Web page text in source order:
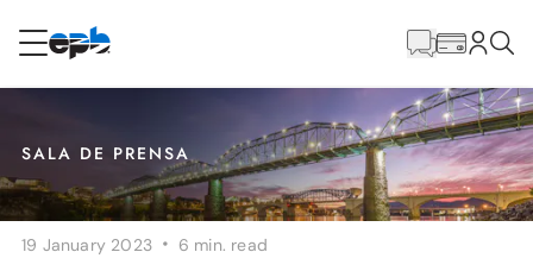
Internet
Energía
principal
SALA DE PRENSA
19 January 2023 · 6 min. read